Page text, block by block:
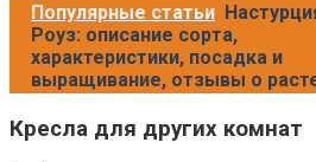
Популярные статьи
Роуз: описание сорта,
характеристики, посадка и
выращивание, отзывы о
Кресла для других комнат